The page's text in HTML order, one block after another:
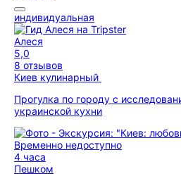
индивидуальная
Алеся
5,0
8 отзывов
Киев кулинарный
Прогулка по городу с
украинской кухни
Временно недоступно
4 часа
Пешком